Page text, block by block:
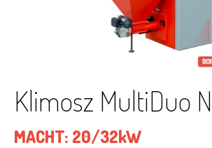
Klimosz MultiDuo
MACHT: 20/32kW